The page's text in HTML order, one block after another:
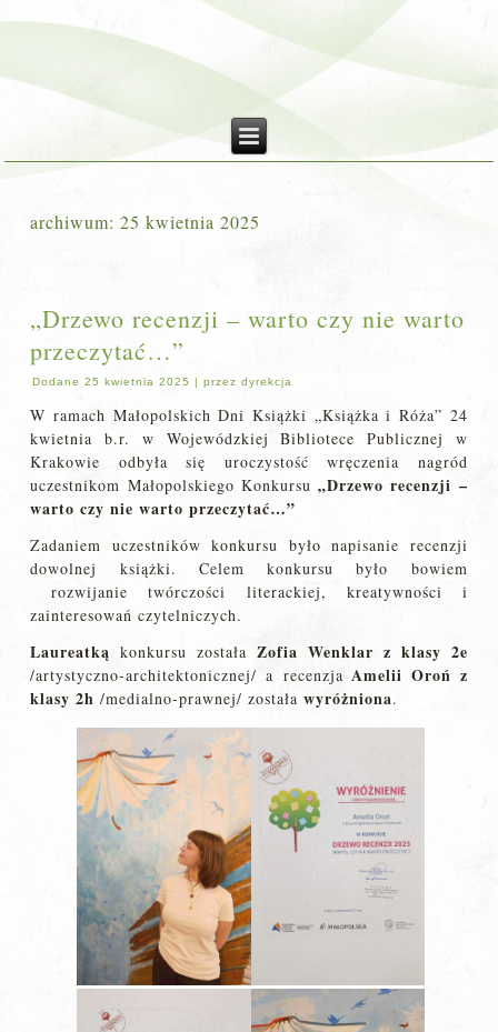
archiwum:25 kwietnia 2025
„Drzewo recenzji – warto czy nie warto
przeczytać…”
Dodane 25 kwietnia 2025 |przez dyrekcja
W ramach Małopolskich Dni Książki „Książka i Róża” 24
kwietnia b.r. w Wojewódzkiej Bibliotece Publicznej w
Krakowie odbyła się uroczystość wręczenia nagród
uczestnikom Małopolskiego Konkursu„Drzewo recenzji –
warto czy nie warto przeczytać…”
Zadaniem uczestników konkursu było napisanie recenzji
dowolnej książki. Celem konkursu było bowiem
rozwijanie twórczości literackiej, kreatywności i
zainteresowań czytelniczych.
Laureatką konkursu zostałaZofia Wenklar z klasy 2e
/artystyczno-architektonicznej/ a recenzjaAmelii Oroń z
klasy 2h /medialno-prawnej/ zostaławyróżniona.